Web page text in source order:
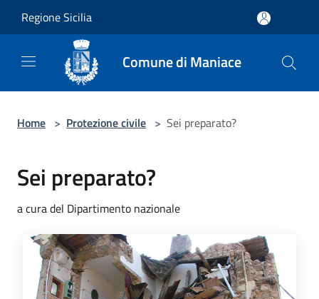
Regione Sicilia
Comune di Maniace
Home > Protezione civile > Sei preparato?
Sei preparato?
a cura del Dipartimento nazionale